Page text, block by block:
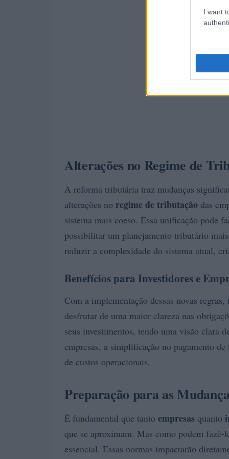
I want
Alterações no Regime de
A reforma tributária traz mudanças
alterações no regime de tributação das
sistema mais coeso. Essa unificação pode
possibilitar um planejamento tributário
reduzir a complexidade do sistema atual,
Benefícios para Investidores e
Com a implementação dessas novas regras,
desfrutar de uma maior clareza nas
seus investimentos, tendo uma visão clara
empresas, a simplificação no pagamento
de custos operacionais.
Preparação para as
É fundamental que tanto empresas quanto
que se aproximam. Mas como podem fazê-
essencial. Essas normas impactarão